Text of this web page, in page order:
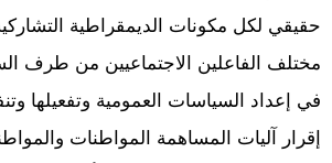
حقيقي لكل مكونات الديمقراطية
مختلف الفاعلين الاجتماعيين من طرف
في إعداد السياسات العمومية وتفعيلها
إقرار آليات المساهمة المواطنات